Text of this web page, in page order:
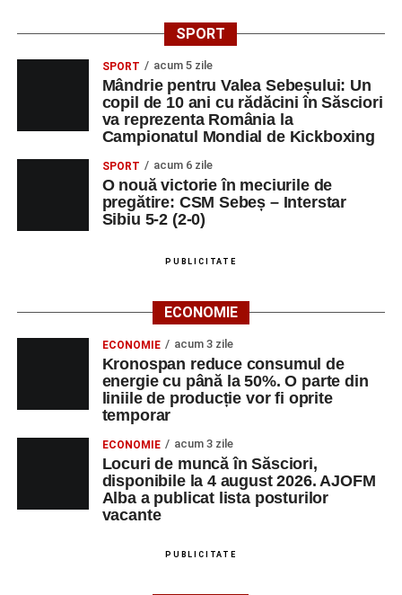
SPORT
SPORT acum 5 zile
Mândrie pentru Valea Sebeșului: Un
copil de 10 ani cu rădăcini în Săsciori
va reprezenta România la
Campionatul Mondial de Kickboxing
SPORT acum 6 zile
O nouă victorie în meciurile de
pregătire: CSM Sebeș – Interstar
Sibiu 5-2 (2-0)
PUBLICITATE
ECONOMIE
ECONOMIE acum 3 zile
Kronospan reduce consumul de
energie cu până la 50%. O parte din
liniile de producție vor fi oprite
temporar
ECONOMIE acum 3 zile
Locuri de muncă în Săsciori,
disponibile la 4 august 2026. AJOFM
Alba a publicat lista posturilor
vacante
PUBLICITATE